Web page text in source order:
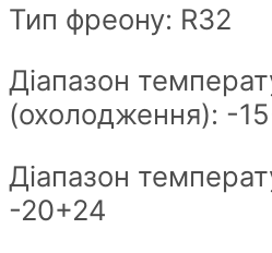
Тип фреону: R32
Діапазон
(охолодження): -
Діапазон
-20+24